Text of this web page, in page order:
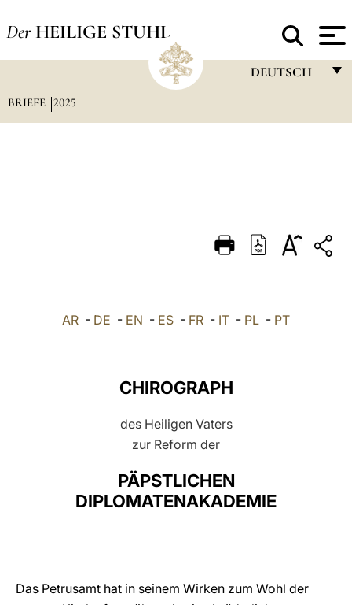
Der HEILIGE STUHL
DEUTSCH
DEUTSCH
العربيّة
BRIEFE 2025
AR - DE - EN - ES - FR - IT - PL - PT
CHIROGRAPH
des Heiligen Vaters
zur Reform der
PÄPSTLICHEN
DIPLOMATENAKADEMIE
Das Petrusamt hat in seinem Wirken zum Wohl der